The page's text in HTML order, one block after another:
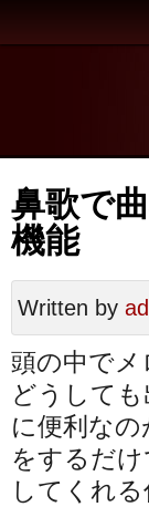
鼻歌で
機能
Written by
頭の中で
どうして
に便利な
をするだ
してくれ